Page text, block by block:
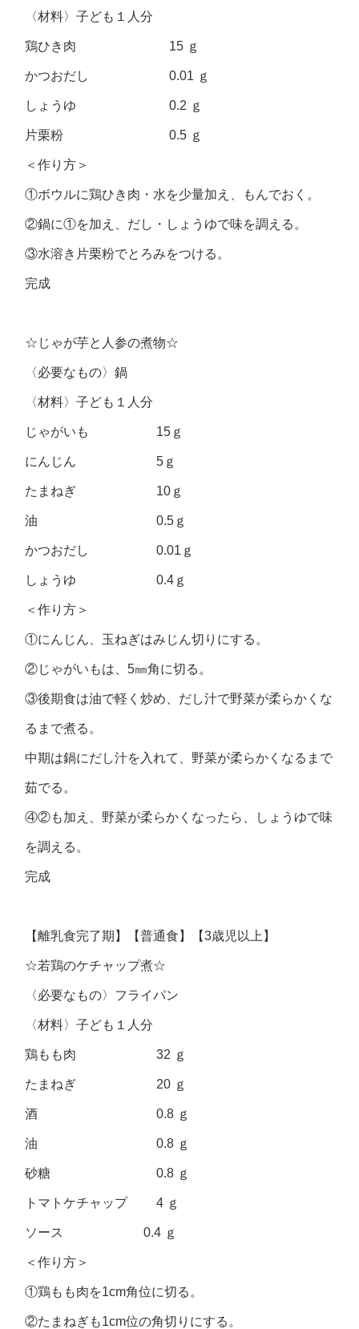
〈材料〉子ども１人分
鶏ひき肉 15 ｇ
かつおだし 0.01 ｇ
しょうゆ 0.2 ｇ
片栗粉 0.5 ｇ
＜作り方＞
①ボウルに鶏ひき肉・水を少量加え、もんでおく。
②鍋に①を加え、だし・しょうゆで味を調える。
③水溶き片栗粉でとろみをつける。
完成
☆じゃが芋と人参の煮物☆
〈必要なもの〉鍋
〈材料〉子ども１人分
じゃがいも 15ｇ
にんじん 5ｇ
たまねぎ 10ｇ
油 0.5ｇ
かつおだし 0.01ｇ
しょうゆ 0.4ｇ
＜作り方＞
①にんじん、玉ねぎはみじん切りにする。
②じゃがいもは、5㎜角に切る。
③後期食は油で軽く炒め、だし汁で野菜が柔らかくな
るまで煮る。
中期は鍋にだし汁を入れて、野菜が柔らかくなるまで
茹でる。
④②も加え、野菜が柔らかくなったら、しょうゆで味
を調える。
完成
【離乳食完了期】【普通食】【3歳児以上】
☆若鶏のケチャップ煮☆
〈必要なもの〉フライパン
〈材料〉子ども１人分
鶏もも肉 32 ｇ
たまねぎ 20 ｇ
酒 0.8 ｇ
油 0.8 ｇ
砂糖 0.8 ｇ
トマトケチャップ 4 ｇ
ソース 0.4 ｇ
＜作り方＞
①鶏もも肉を1cm角位に切る。
②たまねぎも1cm位の角切りにする。